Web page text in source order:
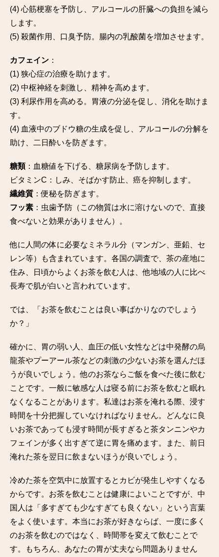
(4) 心筋梗塞を予防し、アルコールの肝臓への負担を減ら
します。
(5) 殺菌作用、口臭予防。腸内の乳酸菌を増加させます。
カフェイン ：
(1) 狭心症の治療を助けます。
(2) 中枢神経を刺激し、精神を高めます。
(3) 利尿作用を高める。胃液の分泌を促し、消化を助けま
す。
(4) 血液中のブドウ糖の生成を促し、アルコールの分解を
助け、二日酔いを防ぎます。
糖類：血糖値を下げる、糖尿病を予防します。
ビタミンC：しみ、そばかす防止、癌を抑制します。
繊維質 ：便秘を防ぎます。
フッ素 ：虫歯予防（この物質は水に溶けないので、直接
食べないと効果がありません）。
他に人間の体に必要なミネラル分（マンガン、亜鉛、セ
レン等）も含まれています。各国の調査で、茶の産地に
住み、日頃からよくお茶を飲む人は、他地域の人に比べ
長寿で肌が白いと言われています。
では、「お茶を飲むことは良い事ばかりなのでしょう
か？」
確かに、胃の弱い人、血圧の低い女性などは中発酵の烏
龍茶やプーアール茶などの刺激の少ないお茶を選んだほ
うが良いでしょう。他のお茶ならご飯を食べた後に飲む
ことです。一般に敏感な人は寝る前にお茶を飲むと眠れ
なくなることがあります。私達はお茶を淹れる際、浸す
時間を十分把握していなければなりません。どんなに良
いお茶であっても浸す時間が長すぎると茶タンニンやカ
フェインが多く出すぎて逆に胃を痛めます。また、前日
淹れた茶を翌日に飲まないほうが良いでしょう。
冷めた茶を空気中に放置するとカビが発生しやすくなる
からです。お茶を飲むことは健康によいことですが、中
国人は「多すぎても少なすぎても良くない」という言葉
をよく使います。本当にお茶が好きならば、一度に多く
のお茶を飲むのではなく、時間帯を変えて飲むことで
す。もちろん、あなたの胃が丈夫なら問題ありません